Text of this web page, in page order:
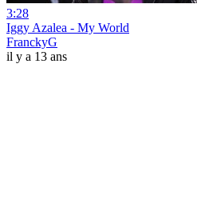
3:28
Iggy Azalea - My World
FranckyG
il y a 13 ans